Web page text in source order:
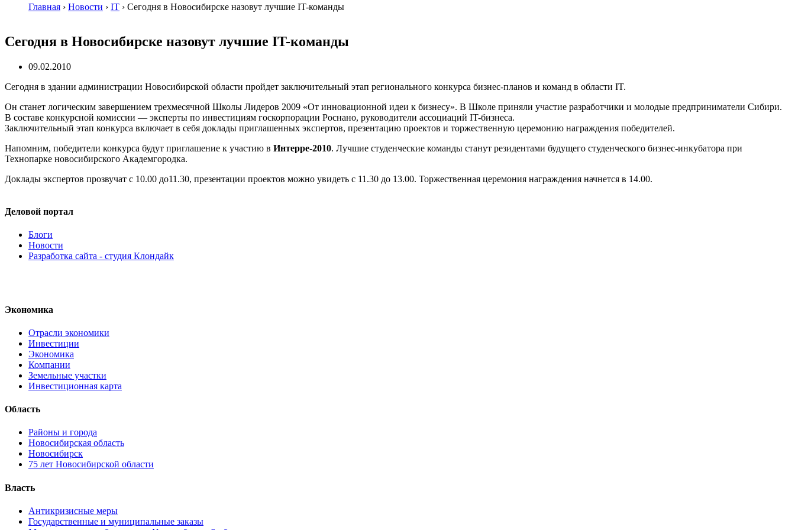
Главная › Новости › IT › Сегодня в Новосибирске назовут лучшие IT-команды
Сегодня в Новосибирске назовут лучшие IT-команды
09.02.2010
Сегодня в здании администрации Новосибирской области пройдет заключительный этап регионального конкурса бизнес-планов и команд в области IT.
Он станет логическим завершением трехмесячной Школы Лидеров 2009 «От инновационной идеи к бизнесу». В Школе приняли участие разработчики и молодые предприниматели Сибири.
В составе конкурсной комиссии — эксперты по инвестициям госкорпорации Роснано, руководители ассоциаций IT-бизнеса.
Заключительный этап конкурса включает в себя доклады приглашенных экспертов, презентацию проектов и торжественную церемонию награждения победителей.
Напомним, победители конкурса будут приглашение к участию в Интерре-2010. Лучшие студенческие команды станут резидентами будущего студенческого бизнес-инкубатора при
Технопарке новосибирского Академгородка.
Доклады экспертов прозвучат с 10.00 до11.30, презентации проектов можно увидеть с 11.30 до 13.00. Торжественная церемония награждения начнется в 14.00.
Деловой портал
Блоги
Новости
Разработка сайта - студия Клондайк
Экономика
Отрасли экономики
Инвестиции
Экономика
Компании
Земельные участки
Инвестиционная карта
Область
Районы и города
Новосибирская область
Новосибирск
75 лет Новосибирской области
Власть
Антикризисные меры
Государственные и муниципальные заказы